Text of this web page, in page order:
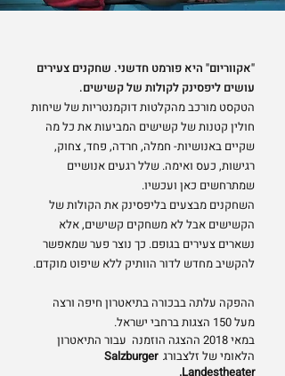
"אקווריום" היא פורמט חדשני. שחקנים צעירים
עושים ליפסינק לקולות של קשישים.
הטקסט מורכב מהקלטות דוקמנטריות של שיחות
חולין קטנות של קשישים המביעות את כל מה
שקיים באנושיות- חמלה, חרדה, פחד, צחוק,
רגישות, כעס ואימה. שלל רגעים אנושיים
שמתרחשים כאן ועכשיו.
השחקנים מבצעים בליפסינק את הקולות של
הקשישים אבל לא משחקים קשישים, אלא
נשארים צעירים בגופם. כך נוצר פער שמאפשר
להקשיב מחדש לדור הוותיק ללא שיפוט מוקדם.
ההפקה עלתה בבכורה בתיאטרון חיפה ורצה
מעל 150 הצגות ברחבי ישראל.
במאי 2018 ההצגה הוזמנה עבור התיאטרון
הלאומי של זלצבורג Salzburger
Landestheater.